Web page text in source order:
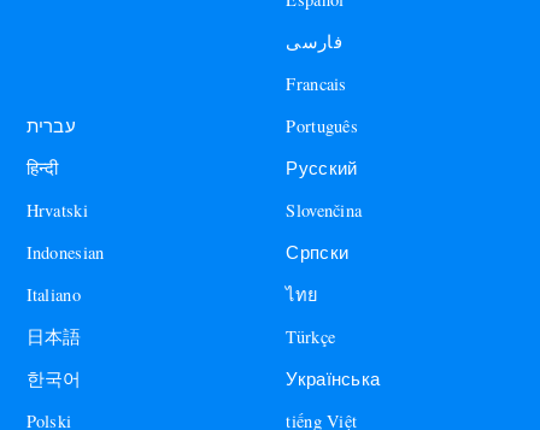
فارسی
Francais
עברית
हिन्दी
Hrvatski
Indonesian
Italiano
日本語
한국어
Polski
Português
Русский
Slovenčina
Српски
ไทย
Türkçe
Українська
tiếng Việt